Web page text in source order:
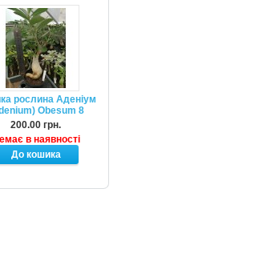
рослина Аденіум
Obesum 8
200.00 грн.
в наявності